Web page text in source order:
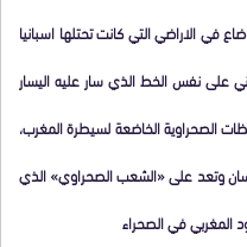
في الاراضي التي كانت تحتلها اسبانيا
اليميني على نفس الخط الذي سار عليه اليسار
الصحراوية الخاضعة لسيطرة المغرب،
وتعد على «الشعب الصحراوي» الذي
المغربي في الصحراء